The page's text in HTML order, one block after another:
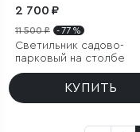
2 700 ₽
11 500 ₽ - 77 %
Светильник садово-
парковый на столбе
КУПИТЬ